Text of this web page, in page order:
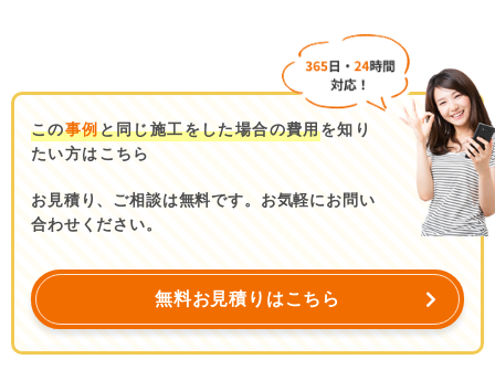
この事例と同じ施工をした場合の費用を知り
たい方はこちら
お見積り、ご相談は無料です。お気軽にお問い
合わせください。
無料お見積りはこちら